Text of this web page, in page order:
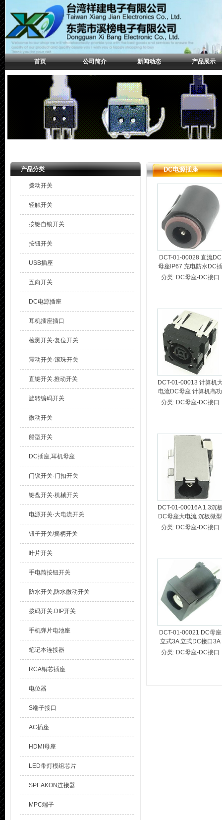
首页 公司简介 新闻动态 产品展示
产品分类
拨动开关
轻触开关
按键自锁开关
按钮开关
USB插座
五向开关
DC电源插座
耳机插座插口
检测开关·复位开关
震动开关·滚珠开关
直键开关.推动开关
旋转编码开关
微动开关
船型开关
DC插座,耳机母座
门锁开关·门扣开关
键盘开关·机械开关
电源开关·大电流开关
钮子开关/摇柄开关
叶片开关
手电筒按钮开关
防水开关,防水微动开关
拨码开关.DIP开关
手机弹片电池座
笔记本连接器
RCA铜芯插座
电位器
S端子接口
AC插座
HDMI母座
LED带灯模组芯片
SPEAKON连接器
MPC端子
DC电源插座
DCT-01-00028 直流DC
母座IP67 充电防水DC插
座IPX7 防水DC电源插座
分类: DC母座-DC接口
DCT-01-00013 计算机
电流DC母座 计算机高功
率DC电源插座 笔记本计
分类: DC母座-DC接口
DCT-01-00016A 1.3沉
DC母座大电流 沉板微型
DC母座 超薄沉板DC电
分类: DC母座-DC接口
DCT-01-00021 DC母座
立式3A 立式DC接口3A
立式直流DC电源插座
分类: DC母座-DC接口